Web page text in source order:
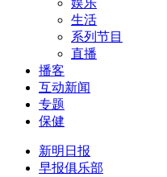
娱乐
生活
系列节目
直播
播客
互动新闻
专题
保健
新明日报
早报俱乐部